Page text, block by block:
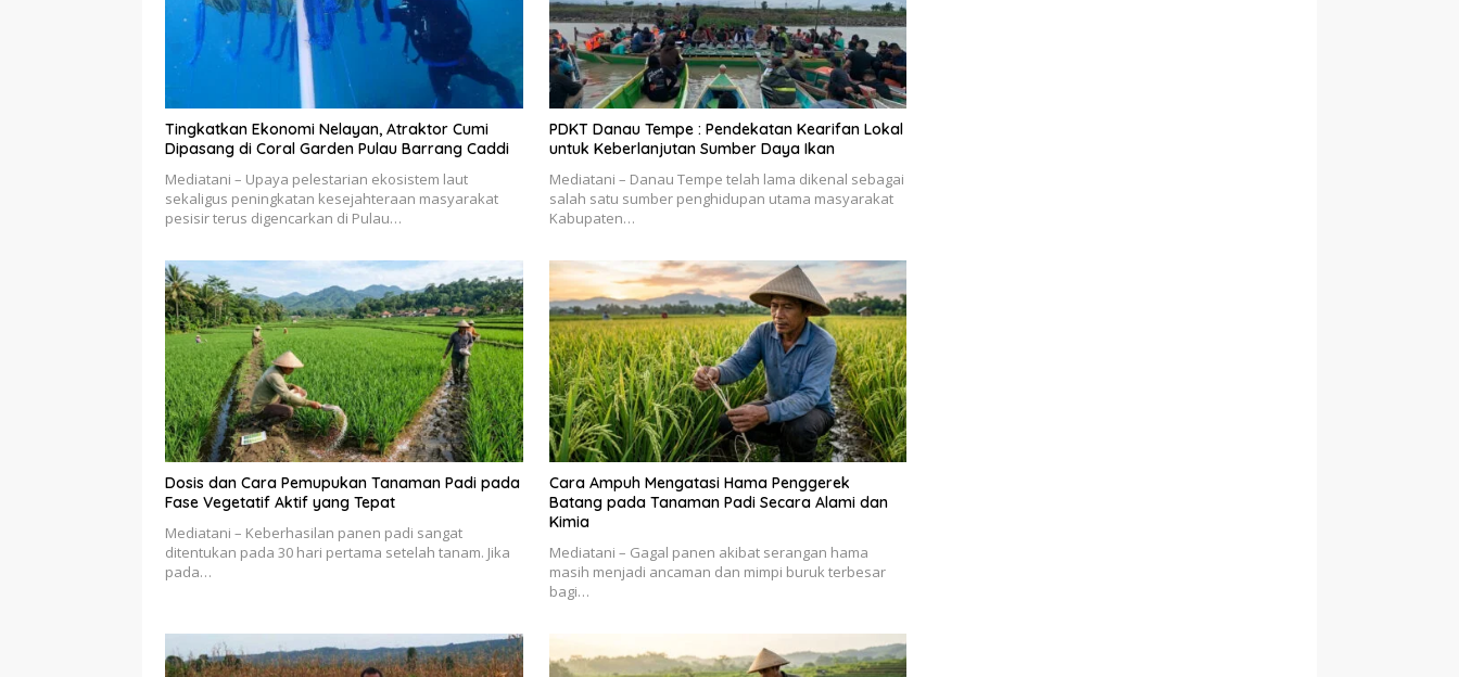
Tingkatkan Ekonomi Nelayan, Atraktor Cumi
Dipasang di Coral Garden Pulau Barrang Caddi
Mediatani – Upaya pelestarian ekosistem laut
sekaligus peningkatan kesejahteraan masyarakat
pesisir terus digencarkan di Pulau…
PDKT Danau Tempe : Pendekatan Kearifan Lokal
untuk Keberlanjutan Sumber Daya Ikan
Mediatani – Danau Tempe telah lama dikenal sebagai
salah satu sumber penghidupan utama masyarakat
Kabupaten…
Dosis dan Cara Pemupukan Tanaman Padi pada
Fase Vegetatif Aktif yang Tepat
Mediatani – Keberhasilan panen padi sangat
ditentukan pada 30 hari pertama setelah tanam. Jika
pada…
Cara Ampuh Mengatasi Hama Penggerek
Batang pada Tanaman Padi Secara Alami dan
Kimia
Mediatani – Gagal panen akibat serangan hama
masih menjadi ancaman dan mimpi buruk terbesar
bagi…